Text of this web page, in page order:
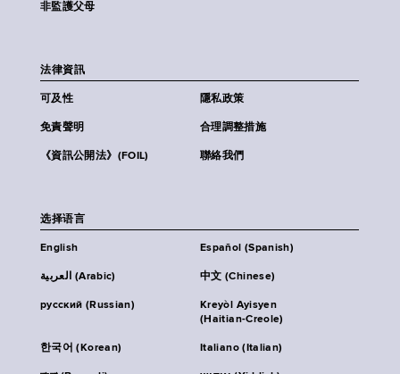
非監護父母
法律資訊
可及性 隱私政策
免責聲明 合理調整措施
《資訊公開法》(FOIL) 聯絡我們
选择语言
English Español (Spanish)
العربية (Arabic) 中文 (Chinese)
русский (Russian)
Kreyòl Ayisyen
(Haitian-Creole)
한국어 (Korean) Italiano (Italian)